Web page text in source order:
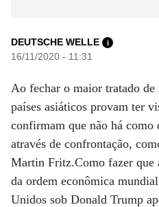
DEUTSCHE WELLE i
16/11/2020 - 11:31
Ao fechar o maior tratado
países asiáticos provam ter
confirmam que não há como
através de confrontação,
Martin Fritz.Como fazer que
da ordem econômica
Unidos sob Donald Trump